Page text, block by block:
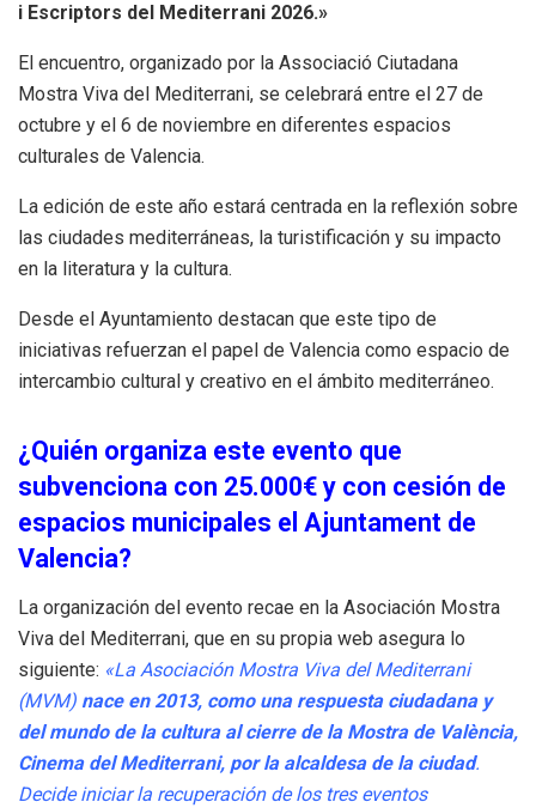
i Escriptors del Mediterrani 2026.»
El encuentro, organizado por la Associació Ciutadana
Mostra Viva del Mediterrani, se celebrará entre el 27 de
octubre y el 6 de noviembre en diferentes espacios
culturales de Valencia.
La edición de este año estará centrada en la reflexión sobre
las ciudades mediterráneas, la turistificación y su impacto
en la literatura y la cultura.
Desde el Ayuntamiento destacan que este tipo de
iniciativas refuerzan el papel de Valencia como espacio de
intercambio cultural y creativo en el ámbito mediterráneo.
¿Quién organiza este evento que
subvenciona con 25.000€ y con cesión de
espacios municipales el Ajuntament de
Valencia?
La organización del evento recae en la Asociación Mostra
Viva del Mediterrani, que en su propia web asegura lo
siguiente: «La Asociación Mostra Viva del Mediterrani
(MVM) nace en 2013, como una respuesta ciudadana y
del mundo de la cultura al cierre de la Mostra de València,
Cinema del Mediterrani, por la alcaldesa de la ciudad.
Decide iniciar la recuperación de los tres eventos